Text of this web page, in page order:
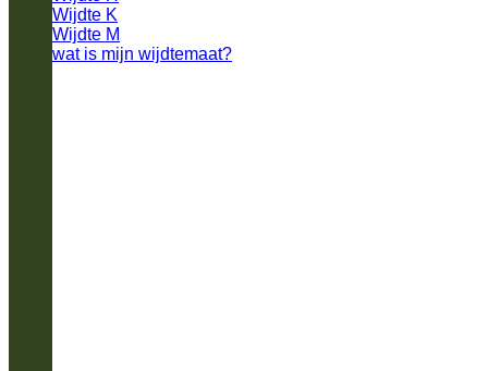
Wijdte K
Wijdte M
wat is mijn wijdtemaat?